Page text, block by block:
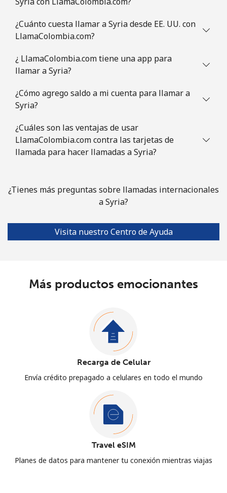
¿Cuánto cuesta llamar a Syria desde EE. UU. con
LlamaColombia.com?
¿ LlamaColombia.com tiene una app para
llamar a Syria?
¿Cómo agrego saldo a mi cuenta para llamar a
Syria?
¿Cuáles son las ventajas de usar
LlamaColombia.com contra las tarjetas de
llamada para hacer llamadas a Syria?
¿Tienes más preguntas sobre llamadas internacionales
a Syria?
Visita nuestro Centro de Ayuda
Más productos emocionantes
Recarga de Celular
Envía crédito prepagado a celulares en todo el mundo
Travel eSIM
Planes de datos para mantener tu conexión mientras viajas